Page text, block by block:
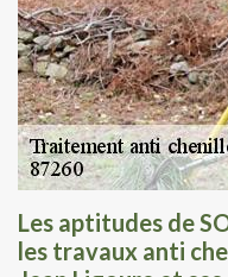
Les aptitudes de
les travaux anti